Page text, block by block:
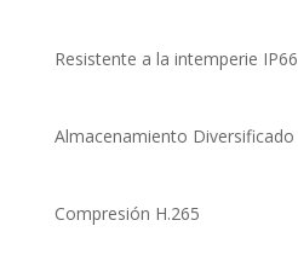
Resistente a la intemperie IP66
Almacenamiento Diversificado
Compresión H.265